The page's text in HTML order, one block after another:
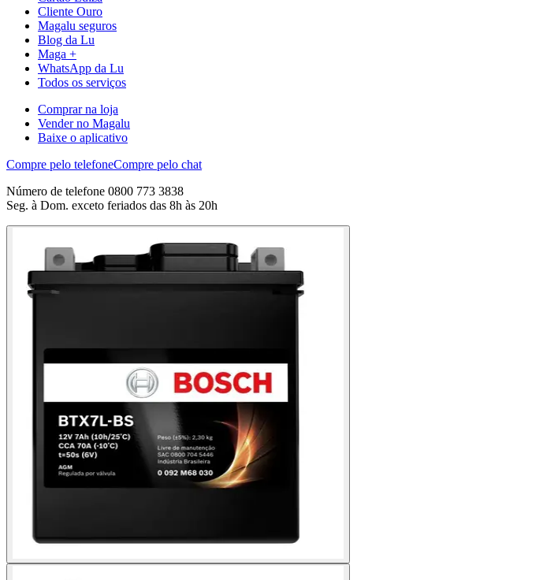
Cliente Ouro
Magalu seguros
Blog da Lu
Maga +
WhatsApp da Lu
Todos os serviços
Comprar na loja
Vender no Magalu
Baixe o aplicativo
Compre pelo telefoneCompre pelo chat
Número de telefone 0800 773 3838
Seg. à Dom. exceto feriados das 8h às 20h